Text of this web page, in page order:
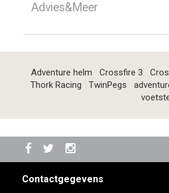
Advies&Meer
Adventure helm Crossfire 3
Thork Racing
TwinPegs
Contactgegevens